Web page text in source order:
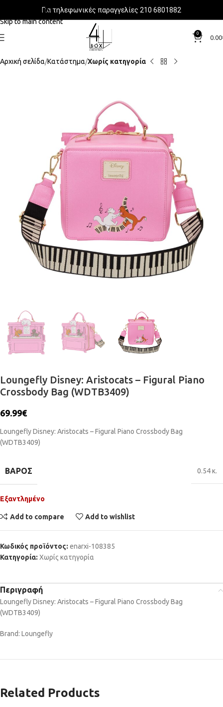
Skip to navigation
Skip to main content
Για τηλεφωνικές παραγγελίες 210 6801882
0
0.00
Αρχική σελίδα Κατάστημα Χωρίς κατηγορία
Loungefly Disney: Aristocats – Figural Piano
Crossbody Bag (WDTB3409)
69.99€
Loungefly Disney: Aristocats – Figural Piano Crossbody Bag
(WDTB3409)
ΒΆΡΟΣ 0.54 κ.
Εξαντλημένο
Add to compare Add to wishlist
Κωδικός προϊόντος: enarxi-108385
Κατηγορία: Χωρίς κατηγορία
Περιγραφή
Loungefly Disney: Aristocats – Figural Piano Crossbody Bag
(WDTB3409)
Brand: Loungefly
Related Products